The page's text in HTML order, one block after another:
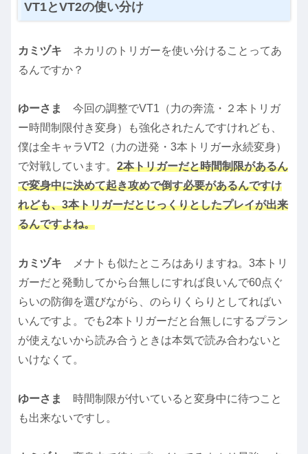
VT1とVT2の使い分け
カミヅキ ネカリのトリガーを使い分けることってあ
るんですか？
ゆーさま 今回の調整でVT1（力の奔流・２本トリガ
ー時間制限付き変身）も強化されたんですけれども、
僕は全キャラVT2（力の迸発・3本トリガー永続変身）
で対戦しています。 2本トリガーだと時間制限があるん
で変身中に決めて起き攻めで倒す必要があるんですけ
れども、3本トリガーだとじっくりとしたプレイが出来
るんですよね。
カミヅキ
メナトも似たところはありますね。3本トリ
ガーだと発動してから台無しにすれば良いんで60点ぐ
らいの防御を選びながら、のらりくらりとしてればい
いんですよ。でも2本トリガーだと台無しにするプラン
が使えないから読み合うときは本気で読み合わないと
いけなくて。
ゆーさま 時間制限が付いていると変身中に待つこと
も出来ないですし。